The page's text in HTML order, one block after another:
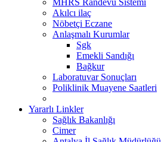
Akılcı ilaç
Nöbetçi Eczane
Anlaşmalı Kurumlar
Sgk
Emekli Sandığı
Bağkur
Laboratuvar Sonuçları
Poliklinik Muayene Saatleri
Yararlı Linkler
Sağlık Bakanlığı
Cimer